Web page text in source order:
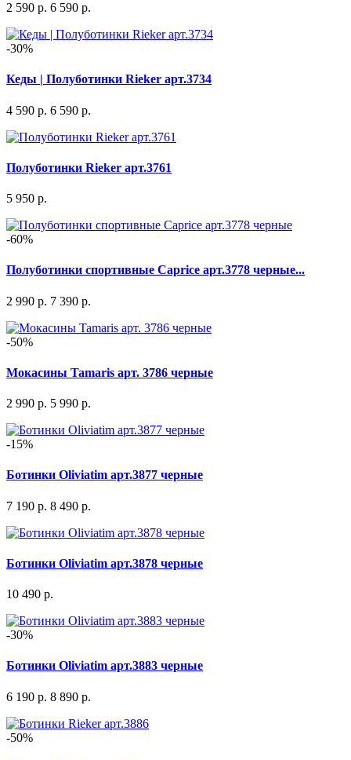
2 590 р. 6 590 р.
-30%
Кеды | Полуботинки Rieker арт.3734
4 590 р. 6 590 р.
Полуботинки Rieker арт.3761
5 950 р.
-60%
Полуботинки спортивные Caprice арт.3778 черные...
2 990 р. 7 390 р.
-50%
Мокасины Tamaris арт. 3786 черные
2 990 р. 5 990 р.
-15%
Ботинки Oliviatim арт.3877 черные
7 190 р. 8 490 р.
Ботинки Oliviatim арт.3878 черные
10 490 р.
-30%
Ботинки Oliviatim арт.3883 черные
6 190 р. 8 890 р.
-50%